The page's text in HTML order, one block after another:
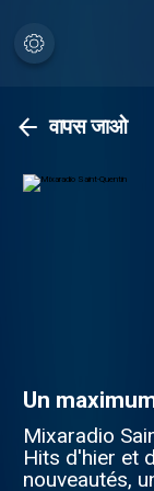
वापस जाओ
Un
Mixaradio
Hits d'hier et
nouveautés,